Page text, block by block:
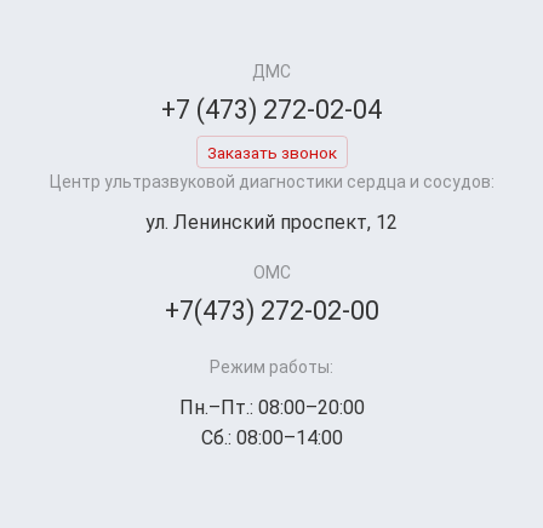
ДМС
+7 (473) 272-02-04
Заказать звонок
Центр ультразвуковой диагностики сердца и сосудов:
ул. Ленинский проспект, 12
ОМС
+7(473) 272-02-00
Режим работы:
Пн.–Пт.: 08:00–20:00
Сб.: 08:00–14:00